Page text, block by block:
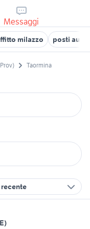
Messaggi
milazzo posti auto
Taormina